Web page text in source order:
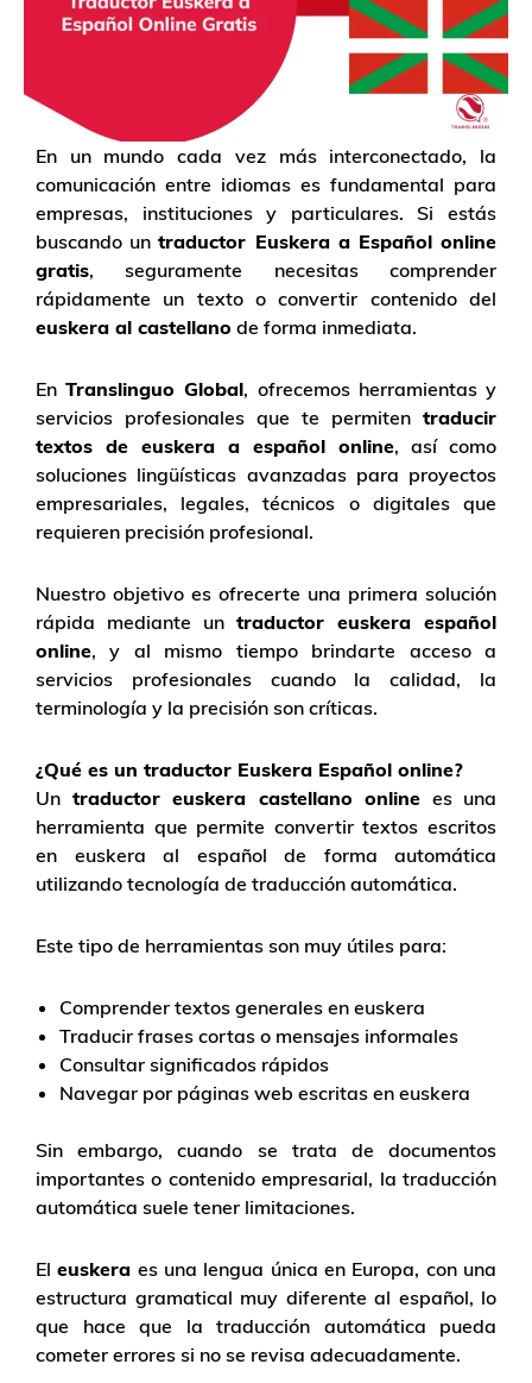
En un mundo cada vez más interconectado, la
comunicación entre idiomas es fundamental para
empresas, instituciones y particulares. Si estás
buscando untraductor Euskera a Español online
gratis, seguramente necesitas comprender
rápidamente un texto o convertir contenido del
euskera al castellano de forma inmediata.
EnTranslinguo Global, ofrecemos herramientas y
servicios profesionales que te permiten traducir
textos de euskera a español online, así como
soluciones lingüísticas avanzadas para proyectos
empresariales, legales, técnicos o digitales que
requieren precisión profesional.
Nuestro objetivo es ofrecerte una primera solución
rápida mediante un traductor euskera español
online, y al mismo tiempo brindarte acceso a
servicios profesionales cuando la calidad, la
terminología y la precisión son críticas.
¿Qué es un traductor Euskera Español online?
Un traductor euskera castellano online es una
herramienta que permite convertir textos escritos
en euskera al español de forma automática
utilizando tecnología de traducción automática.
Este tipo de herramientas son muy útiles para:
Comprender textos generales en euskera
Traducir frases cortas o mensajes informales
Consultar significados rápidos
Navegar por páginas web escritas en euskera
Sin embargo, cuando se trata de documentos
importantes o contenido empresarial, la traducción
automática suele tener limitaciones.
Eleuskera es una lengua única en Europa, con una
estructura gramatical muy diferente al español, lo
que hace que la traducción automática pueda
cometer errores si no se revisa adecuadamente.